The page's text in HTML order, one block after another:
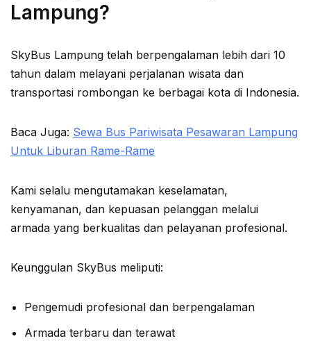
Lampung?
SkyBus Lampung telah berpengalaman lebih dari 10
tahun dalam melayani perjalanan wisata dan
transportasi rombongan ke berbagai kota di Indonesia.
Baca Juga: Sewa Bus Pariwisata Pesawaran Lampung
Untuk Liburan Rame-Rame
Kami selalu mengutamakan keselamatan,
kenyamanan, dan kepuasan pelanggan melalui
armada yang berkualitas dan pelayanan profesional.
Keunggulan SkyBus meliputi:
Pengemudi profesional dan berpengalaman
Armada terbaru dan terawat